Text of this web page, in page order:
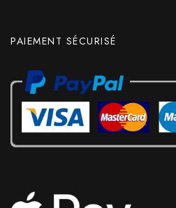
PAIEMENT SÉCURISÉ